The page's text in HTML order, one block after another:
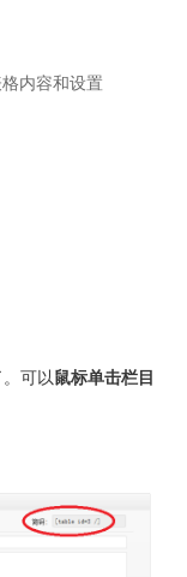
格内容和设置
可以鼠标单击栏目